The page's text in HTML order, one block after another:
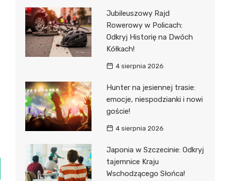
Jubileuszowy Rajd
Rowerowy w Policach:
Odkryj Historię na Dwóch
Kółkach!
4 sierpnia 2026
Hunter na jesiennej trasie:
emocje, niespodzianki i nowi
goście!
4 sierpnia 2026
Japonia w Szczecinie: Odkryj
tajemnice Kraju
Wschodzącego Słońca!